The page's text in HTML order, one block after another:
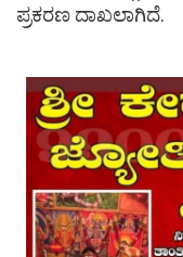
ಪ್ರಕರಣ ದಾಖಲಾಗಿದೆ.